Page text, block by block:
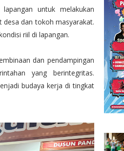
untuk melakukan
dan tokoh masyarakat.
riil di lapangan.
dan pendampingan
yang berintegritas.
budaya kerja di tingkat